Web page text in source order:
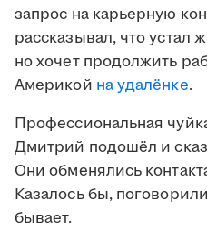
запрос на карьерную
рассказывал, что устал
но хочет продолжить
Америкой на удалёнке.
Профессиональная
Дмитрий подошёл и
Они обменялись
Казалось бы,
бывает.